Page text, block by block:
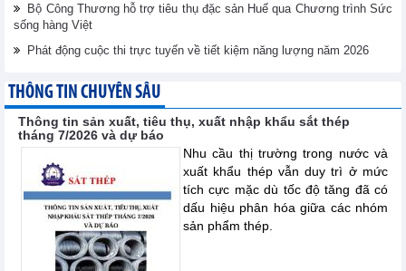
Bộ Công Thương hỗ trợ tiêu thụ đặc sản Huế qua Chương trình Sức
sống hàng Việt
Phát động cuộc thi trực tuyến về tiết kiệm năng lượng năm 2026
THÔNG TIN CHUYÊN SÂU
Thông tin sản xuất, tiêu thụ, xuất nhập khẩu sắt thép
tháng 7/2026 và dự báo
Nhu cầu thị trường trong nước và
xuất khẩu thép vẫn duy trì ở mức
tích cực mặc dù tốc độ tăng đã có
dấu hiệu phân hóa giữa các nhóm
sản phẩm thép.